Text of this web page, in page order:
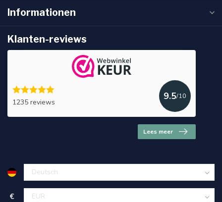
Informationen
Klanten-reviews
1235 reviews
9.5/10
Lees meer
€